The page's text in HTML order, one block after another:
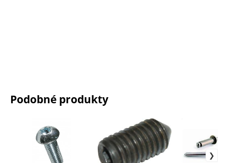
Podobné produkty